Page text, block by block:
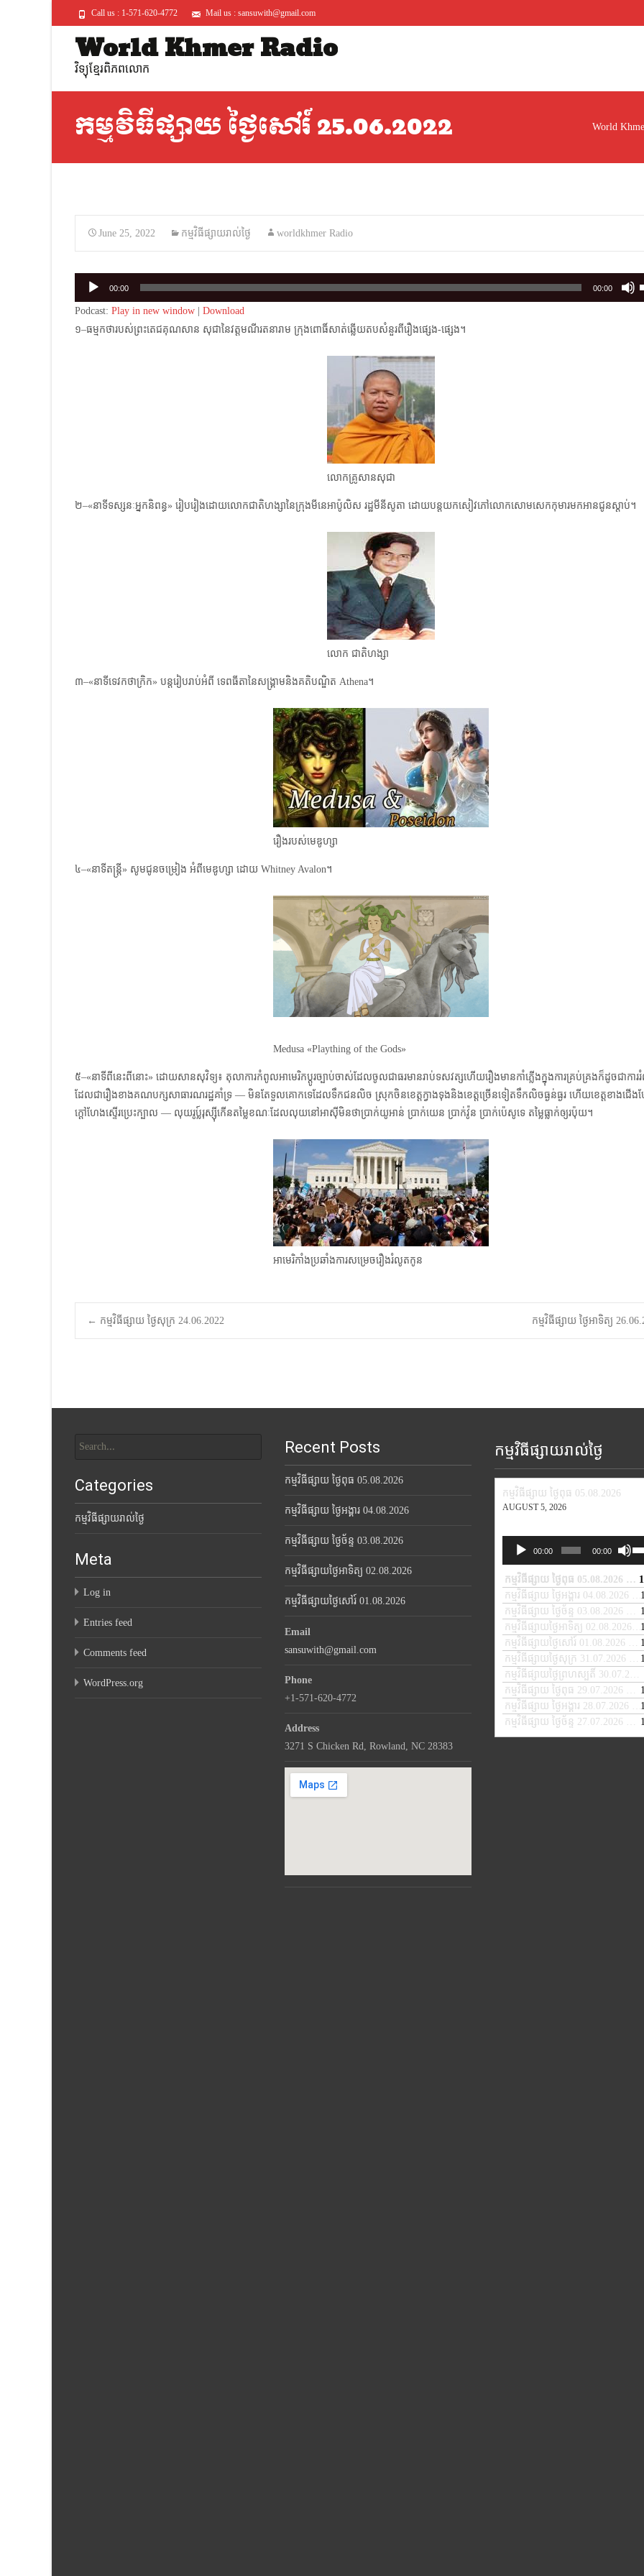
Call us : 1-571-620-4772 Mail us : sansuwith@gmail.com
World Khmer Radio
វិទ្យុខ្មែរពិភពលោក
កម្មវិធីផ្សាយ ថ្ងៃសៅរ៍ 25.06.2022 World
June 25, 2022 កម្មវិធីផ្សាយរាល់ថ្ងៃ worldkhmer Radio
Audio
Player
00:00 00:00
Podcast: Play in new window
Download
១–ធម្មកថារបស់ព្រះតេជគុណសាន សុជា​នៃវត្តមណីរតនារាម ក្រុងពោធិ៍សាត់​ឆ្លើយតបសំនួរពីរឿងផ្សេង-ផ្សេង។
លោកគ្រូសានសុជា
២–«នាទីទស្សនៈអ្នកនិពន្ធ» ​រៀបរៀងដោយលោកជាតិហង្សានៃក្រុងមីនេអាប៉ូលិស រដ្ឋមីនីសូតា ដោយបន្តយកសៀវភៅលោកសោមសេកកុមារមកអានជូនស្ដាប់។
លោក ជាតិ​ហង្សា
៣–«នាទីទេវកថាក្រិក» បន្តរៀបរាប់អំពី ទេពធីតានៃសង្គ្រាមនិងគតិបណ្ឌិត Athena។
រឿងរបស់មេឌូហ្សា
៤–«នាទីតន្ត្រី» សូមជូនចម្រៀង អំពីមេឌូហ្សា ដោយ Whitney Avalon។
Medusa «Plaything of the Gods»
៥–«នាទីពីនេះពីនោះ» ដោយសានសុវិទ្យ៖ តុលាការកំពូលអាមេរិកប្ដូរច្បាប់ចាស់ដែលចូលជាធរមានរាប់ទសវត្សហើយ​រឿង​មានកាំភ្លើងក្នុងការគ្រប់គ្រង​ក៏ដូចជាកា
ដែលជារឿងខាងគណបក្សសាធារណរដ្ឋគាំទ្រ​ — មិនតែទួលគោកទេដែលទឹកជនលិច ស្រុកចិនខេត្តក្វាងទុងនិងខេត្តច្រើនទៀតទឹកលិចធ្ងន់ធ្ងរ ហើយខេត្តខាងជើងប
ក្ដៅហែងស្ទើរប្រេះក្បាល — លុយរូប្ល៍រុស្ស៊ីកើនតម្លៃខណៈដែលលុយនៅអាស៊ីមិនថា​ប្រាក់យូអាន់ ប្រាក់យេន ប្រាក់វ៉ូន ប្រាក់ប៉េសូទេ តម្លៃធ្លាក់ឲ្យរប៉ុយ។
អាមេរិកាំងប្រឆាំងការសម្រេចរឿងរំលូតកូន
Post
← កម្មវិធីផ្សាយ ថ្ងៃសុក្រ 24.06.2022 កម្មវិធីផ្សាយ ថ្ងៃអាទិត្យ
for:
Recent Posts
កម្មវិធីផ្សាយ ថ្ងៃពុធ 05.08.2026
កម្មវិធីផ្សាយ ថ្ងៃអង្គារ 04.08.2026
កម្មវិធីផ្សាយ ថ្ងៃច័ន្ទ 03.08.2026
កម្មវិធីផ្សាយថ្ងៃអាទិត្យ 02.08.2026
កម្មវិធីផ្សាយថ្ងៃសៅរ៍ 01.08.2026
កម្មវិធីផ្សាយរាល់ថ្ងៃ
កម្មវិធីផ្សាយ ថ្ងៃពុធ 05.08.2026
AUGUST 5, 2026
Audio
Player
00:00 00:00
to
or
កម្មវិធីផ្សាយ ថ្ងៃពុធ 05.08.2026 —
កម្មវិធីផ្សាយ ថ្ងៃអង្គារ 04.08.2026 —
កម្មវិធីផ្សាយ ថ្ងៃច័ន្ទ 03.08.2026 —
កម្មវិធីផ្សាយថ្ងៃអាទិត្យ 02.08.2026
កម្មវិធីផ្សាយថ្ងៃសៅរ៍ 01.08.2026 —
កម្មវិធីផ្សាយថ្ងៃសុក្រ 31.07.2026 —
កម្មវិធីផ្សាយថ្ងៃព្រហស្បតិ៍ 30.07.2026
កម្មវិធីផ្សាយ ថ្ងៃពុធ 29.07.2026 —
កម្មវិធីផ្សាយ ថ្ងៃអង្គារ 28.07.2026 —
កម្មវិធីផ្សាយ ថ្ងៃច័ន្ទ 27.07.2026 —
Categories
កម្មវិធីផ្សាយរាល់ថ្ងៃ
Meta
Log in
Entries feed
Comments feed
WordPress.org
Email
sansuwith@gmail.com
Phone
+1-571-620-4772
Address
3271 S Chicken Rd, Rowland, NC 28383